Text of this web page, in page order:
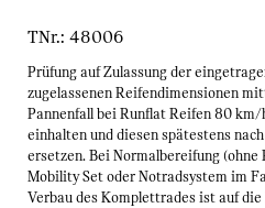
TNr.: 48006
Prüfung auf Zulassung der
zugelassenen Reifendimensionen
Pannenfall bei Runflat Reifen 80
einhalten und diesen spätestens
ersetzen. Bei Normalbereifung (ohne
Mobility Set oder Notradsystem im
Verbau des Komplettrades ist auf